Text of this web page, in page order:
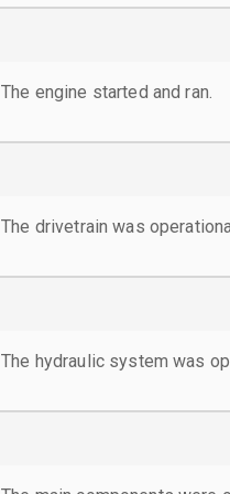
The engine started and ran.
The drivetrain was
The hydraulic system was